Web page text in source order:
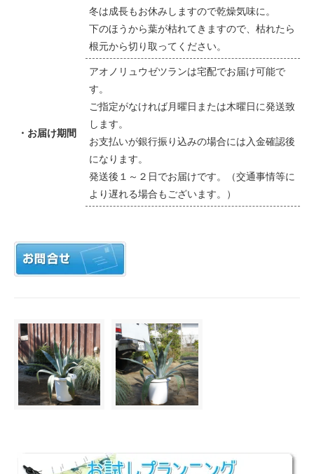
冬は成長もお休みしますので乾燥気味に。
下のほうから葉が枯れてきますので、枯れたら
根元から切り取ってください。
・お届け期間
アオノリュウゼツランは宅配でお届け可能で
す。
ご指定がなければ月曜日または木曜日に発送致
します。
お支払いが銀行振り込みの場合には入金確認後
になります。
発送後１～２日でお届けです。（交通事情等に
より遅れる場合もございます。）